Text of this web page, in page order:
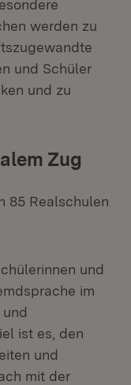
werden zu
und Schüler
und zu
Zug
85 Realschulen
und
im
ist es, den
und
mit der